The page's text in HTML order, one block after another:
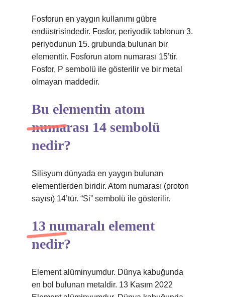
Fosforun en yaygın kullanımı gübre
endüstrisindedir. Fosfor, periyodik tablonun 3.
periyodunun 15. grubunda bulunan bir
elementtir. Fosforun atom numarası 15’tir.
Fosfor, P sembolü ile gösterilir ve bir metal
olmayan maddedir.
Bu elementin atom
numarası 14 sembolü
nedir?
Silisyum dünyada en yaygın bulunan
elementlerden biridir. Atom numarası (proton
sayısı) 14’tür. “Si” sembolü ile gösterilir.
13 numaralı element
nedir?
Element alüminyumdur. Dünya kabuğunda
en bol bulunan metaldir. 13 Kasım 2022